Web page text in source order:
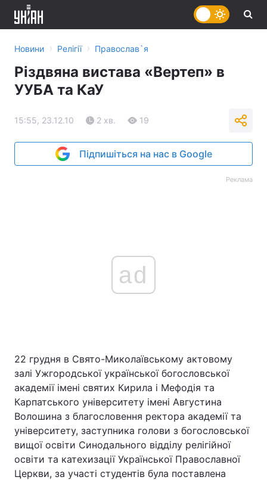
Новини › Релігії › Православ`я
Різдвяна вистава «Вертеп» в
УУБА та КаУ
15:55, 23.12.10 2 хв. 19
Підпишіться на нас в Google
Реклама
ad
22 грудня в Свято-Миколаївському актовому
залі Ужгородської української богословської
академії імені святих Кирила і Мефодія та
Карпатського університету імені Августина
Волошина з благословення ректора академії та
університету, заступника голови з богословської
вищої освіти Синодального відділу релігійної
освіти та катехизації Української Православної
Церкви, за участі студентів була поставлена